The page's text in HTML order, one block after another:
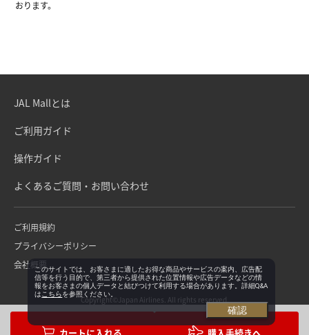
おります。
JAL Mallとは
ご利用ガイド
操作ガイド
よくあるご質問・お問い合わせ
ご利用規約
プライバシーポリシー
会社概要
Copyright©Japan Airlines. All rights reserved.
このサイトでは、お客さまに適したお得な商品やサービスの案内、広告配
信等を行う目的で、第三者から提供された位置情報や広告データなどの情
報をお客さまの個人データと結びつけて利用する場合があります。詳細Q&A
は こちらを参照ください。
確認